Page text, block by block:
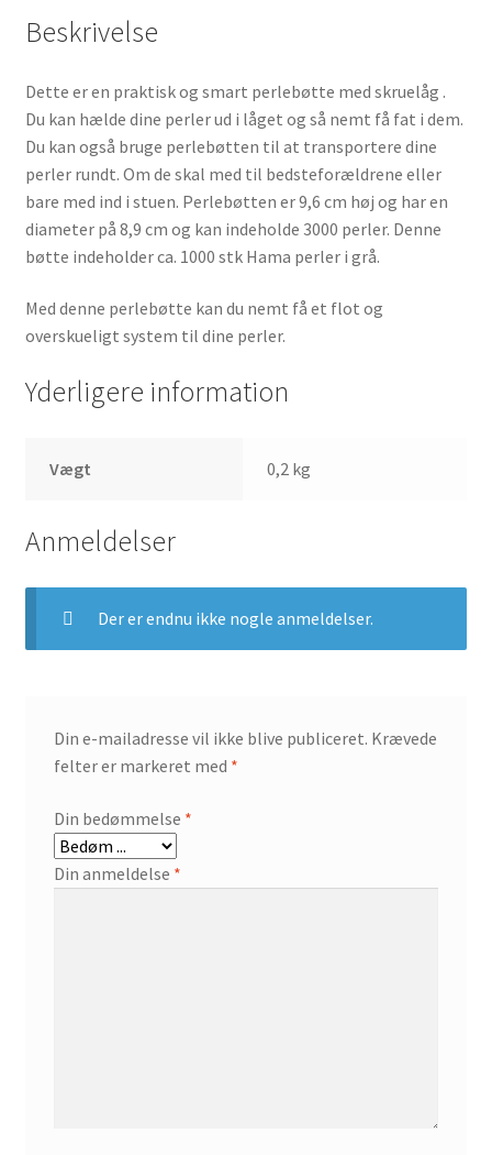
Beskrivelse
Dette er en praktisk og smart perlebøtte med skruelåg .
Du kan hælde dine perler ud i låget og så nemt få fat i dem.
Du kan også bruge perlebøtten til at transportere dine
perler rundt. Om de skal med til bedsteforældrene eller
bare med ind i stuen. Perlebøtten er 9,6 cm høj og har en
diameter på 8,9 cm og kan indeholde 3000 perler. Denne
bøtte indeholder ca. 1000 stk Hama perler i grå.
Med denne perlebøtte kan du nemt få et flot og
overskueligt system til dine perler.
Yderligere information
Vægt 0,2 kg
Anmeldelser
Der er endnu ikke nogle anmeldelser.
Din e-mailadresse vil ikke blive publiceret. Krævede
felter er markeret med *
Din bedømmelse *
Din anmeldelse *